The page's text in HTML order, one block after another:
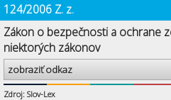
124/2006 Z. z.
Zákon o bezpečnosti a ochrane
niektorých zákonov
zobraziť odkaz
Zdroj: Slov-Lex